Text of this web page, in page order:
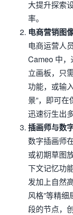
大提升探索
率。
电商营销图
电商运营人
Cameo 中
立画板，只
功能，或输
景”，即可
迅速衍生出
插画师与数
数字插画师
或初期草图
下文记忆功
发加上自然
风格”等精
段的节点，